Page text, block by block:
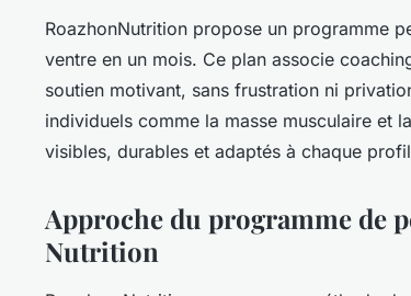
RoazhonNutrition propose un programme
ventre en un mois. Ce plan associe
soutien motivant, sans frustration ni
individuels comme la masse musculaire et
visibles, durables et adaptés à chaque
Approche du programme de
Nutrition